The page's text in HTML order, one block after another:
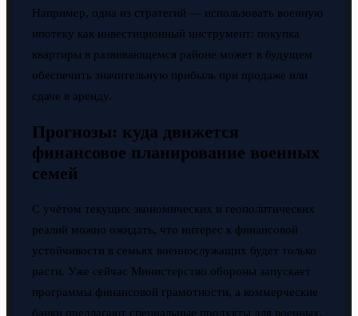
Например, одна из стратегий — использовать военную
ипотеку как инвестиционный инструмент: покупка
квартиры в развивающемся районе может в будущем
обеспечить значительную прибыль при продаже или
сдаче в аренду.
Прогнозы: куда движется
финансовое планирование военных
семей
С учётом текущих экономических и геополитических
реалий можно ожидать, что интерес к финансовой
устойчивости в семьях военнослужащих будет только
расти. Уже сейчас Министерство обороны запускает
программы финансовой грамотности, а коммерческие
банки предлагают специальные продукты для военных.